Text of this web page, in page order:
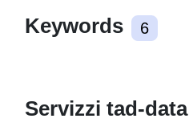
Keywords 6
Servizzi tad-data